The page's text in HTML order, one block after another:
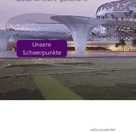
Leistungsorientiert
Unsere
Schwerpunkte